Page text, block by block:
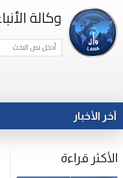
وكالة
آخر الأخبار
الأكثر قراءة